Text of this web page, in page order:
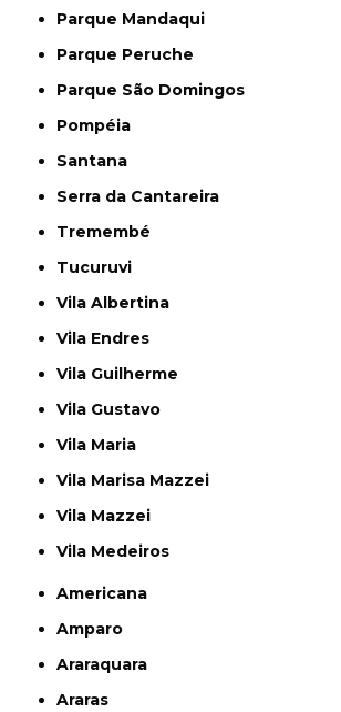
Parque Mandaqui
Parque Peruche
Parque São Domingos
Pompéia
Santana
Serra da Cantareira
Tremembé
Tucuruvi
Vila Albertina
Vila Endres
Vila Guilherme
Vila Gustavo
Vila Maria
Vila Marisa Mazzei
Vila Mazzei
Vila Medeiros
Americana
Amparo
Araraquara
Araras